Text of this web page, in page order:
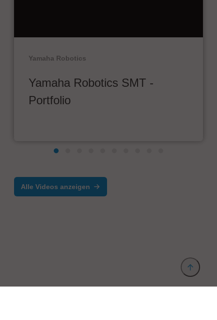
Yamaha Robotics
Yamaha Robotics SMT -
Portfolio
Alle Videos anzeigen